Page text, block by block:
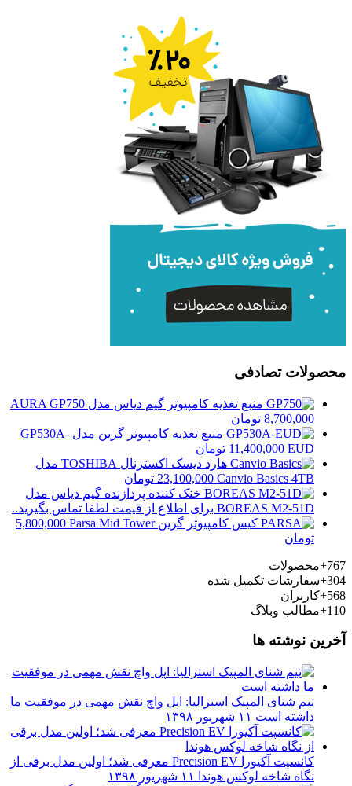
محصولات تصادفی
منبع تغذیه کامپیوتر گیم دیاس مدل AURA GP750
8,700,000 تومان
منبع تغذیه کامپیوتر گرین مدل GP530A-
EUD
11,400,000 تومان
هارد دیسک اکسترنال TOSHIBA مدل
Canvio Basics 4TB
23,100,000 تومان
خنک کننده پردازنده گیم دیاس مدل
BOREAS M2-51D برای اطلاع از قیمت لطفا تماس بگیرید..
کیس کامپیوتر گرین Parsa Mid Tower
5,800,000
تومان
767+
محصولات
304+ سفارشات تکمیل شده
568+ کاربران
110+
مطالب وبلاگ
آخرین نوشته ها
تیم شنای المپیک استرالیا: اپل واچ نقش مهمی در موفقیت ما
داشته است ۱۱ شهریور ۱۳۹۸
کانسپت آکیورا Precision EV معرفی شد؛ اولین مدل برقی از
نگاه شاخه لوکس هوندا
۱۱ شهریور ۱۳۹۸